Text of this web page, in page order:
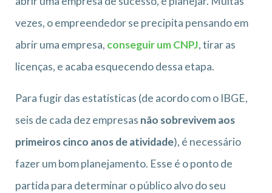
vezes, o empreendedor se precipita pensando em
abrir uma empresa, conseguir um CNPJ, tirar as
licenças, e acaba esquecendo dessa etapa.
Para fugir das estatísticas (de acordo com o IBGE,
seis de cada dez empresas não sobrevivem aos
primeiros cinco anos de atividade), é necessário
fazer um bom planejamento. Esse é o ponto de
partida para determinar o público alvo do seu